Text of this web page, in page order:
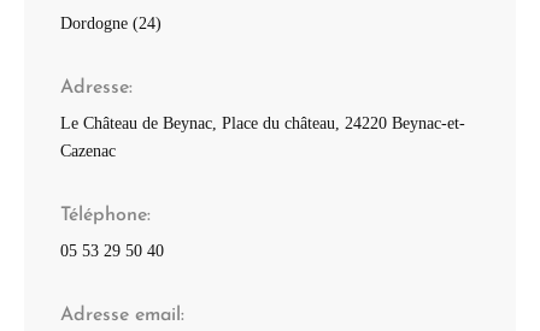
Dordogne (24)
Adresse
Le Château de Beynac, Place du château, 24220 Beynac-et-
Cazenac
Téléphone
05 53 29 50 40
Adresse email